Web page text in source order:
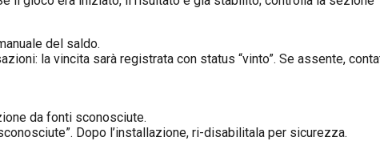
del saldo.
la vincita sarà registrata con status “vinto”. Se assente,
da fonti sconosciute.
Dopo l’installazione, ri-disabilitala per sicurezza.